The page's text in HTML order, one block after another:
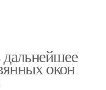
дальнейшее
окон